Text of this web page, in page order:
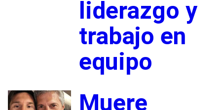
liderazgo y
trabajo en
equipo
Muere